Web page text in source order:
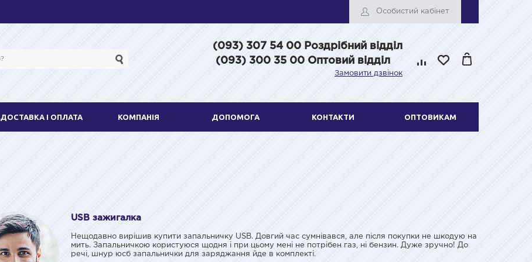
Особистий кабінет
(093) 307 54 00 Роздрібний відділ
(093) 300 35 00 Оптовий відділ
Замовити дзвінок
ДОСТАВКА І ОПЛАТА КОМПАНІЯ ДОПОМОГА КОНТАКТИ ОПТОВИКАМ
USB зажигалка
Нещодавно вирішив купити запальничку USB. Довгий час сумнівався, але після покупки не шкодую на
мить. Запальничкою користуюся щодня і при цьому мені не потрібен газ, ні бензин. Дуже зручно! До
речі, шнур юсб запальнички для заряджання йде в комплекті.